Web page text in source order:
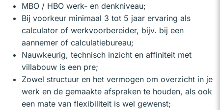
MBO / HBO werk- en denkniveau;
Bij voorkeur minimaal 3 tot 5 jaar ervaring als
calculator of werkvoorbereider, bijv. bij een
aannemer of calculatiebureau;
Nauwkeurig, technisch inzicht en affiniteit met
villabouw is een pre;
Zowel structuur en het vermogen om overzicht in je
werk en de gemaakte afspraken te houden, als ook
een mate van flexibiliteit is wel gewenst;